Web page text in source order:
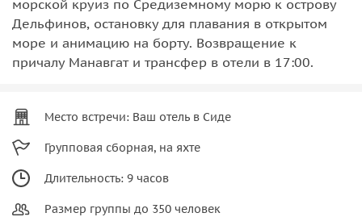
морской круиз по Средиземному морю к острову
Дельфинов, остановку для плавания в открытом
море и анимацию на борту. Возвращение к
причалу Манавгат и трансфер в отели в 17:00.
Место встречи: Ваш отель в Сиде
Групповая сборная, на яхте
Длительность: 9 часов
Размер группы до 350 человек